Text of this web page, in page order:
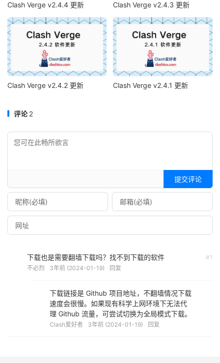
Clash Verge v2.4.4 更新 Clash Verge v2.4.3 更新
Clash Verge v2.4.2 更新 Clash Verge v2.4.1 更新
评论2
提交评论
#1
下载也是需要翻墙下载吗？找不到下载的软件
不必烈 3年前 (2024-01-19) 回复
下载链接是 Github 项目地址，不翻墙情况下载
速度会很慢。如果现有科学上网环境下无法代
理 Github 流量，可尝试切换为全局模式下载。
Clash爱好者 3年前 (2024-01-19) 回复